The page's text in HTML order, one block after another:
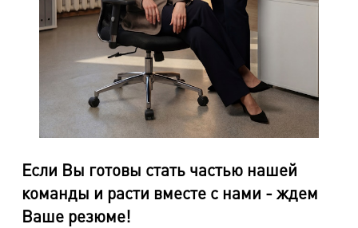
Если Вы готовы стать частью нашей
команды и расти вместе с нами - ждем
Ваше резюме!